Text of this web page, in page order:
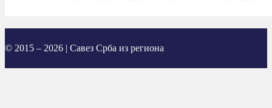
© 2015 – 2026 | Савез Срба из региона